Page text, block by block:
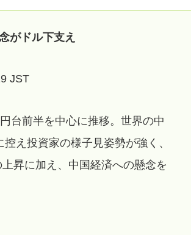
がドル下支え
JST
台前半を中心に推移。世界の中
え投資家の様子見姿勢が強く、
昇に加え、中国経済への懸念を